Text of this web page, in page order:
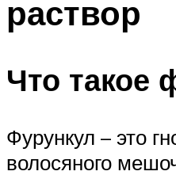
раствор
Что такое
Фурункул – это
волосяного